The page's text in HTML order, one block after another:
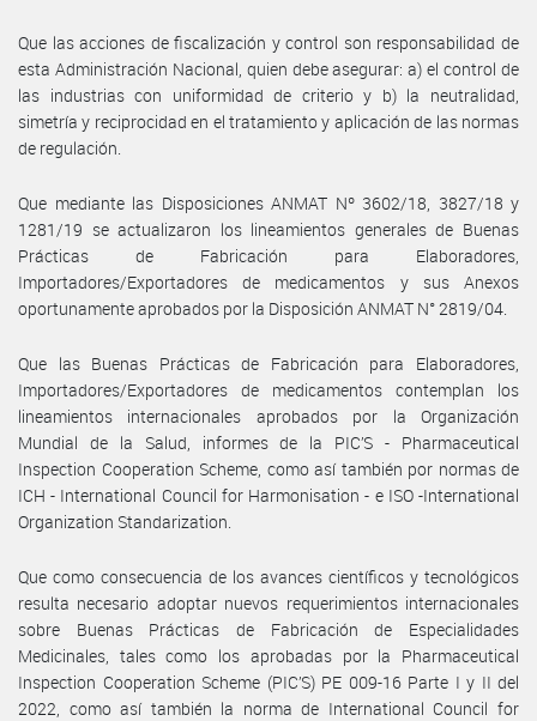
Que las acciones de fiscalización y control son responsabilidad de
esta Administración Nacional, quien debe asegurar: a) el control de
las industrias con uniformidad de criterio y b) la neutralidad,
simetría y reciprocidad en el tratamiento y aplicación de las normas
de regulación.
Que mediante las Disposiciones ANMAT Nº 3602/18, 3827/18 y
1281/19 se actualizaron los lineamientos generales de Buenas
Prácticas de Fabricación para Elaboradores,
Importadores/Exportadores de medicamentos y sus Anexos
oportunamente aprobados por la Disposición ANMAT N° 2819/04.
Que las Buenas Prácticas de Fabricación para Elaboradores,
Importadores/Exportadores de medicamentos contemplan los
lineamientos internacionales aprobados por la Organización
Mundial de la Salud, informes de la PIC’S - Pharmaceutical
Inspection Cooperation Scheme, como así también por normas de
ICH - International Council for Harmonisation - e ISO -International
Organization Standarization.
Que como consecuencia de los avances científicos y tecnológicos
resulta necesario adoptar nuevos requerimientos internacionales
sobre Buenas Prácticas de Fabricación de Especialidades
Medicinales, tales como los aprobadas por la Pharmaceutical
Inspection Cooperation Scheme (PIC’S) PE 009-16 Parte I y II del
2022, como así también la norma de International Council for